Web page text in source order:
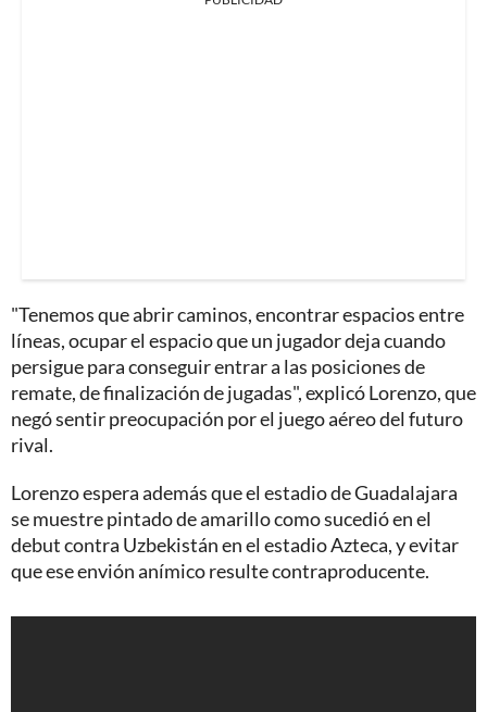
"Tenemos que abrir caminos, encontrar espacios entre
líneas, ocupar el espacio que un jugador deja cuando
persigue para conseguir entrar a las posiciones de
remate, de finalización de jugadas", explicó Lorenzo, que
negó sentir preocupación por el juego aéreo del futuro
rival.
Lorenzo espera además que el estadio de Guadalajara
se muestre pintado de amarillo como sucedió en el
debut contra Uzbekistán en el estadio Azteca, y evitar
que ese envión anímico resulte contraproducente.